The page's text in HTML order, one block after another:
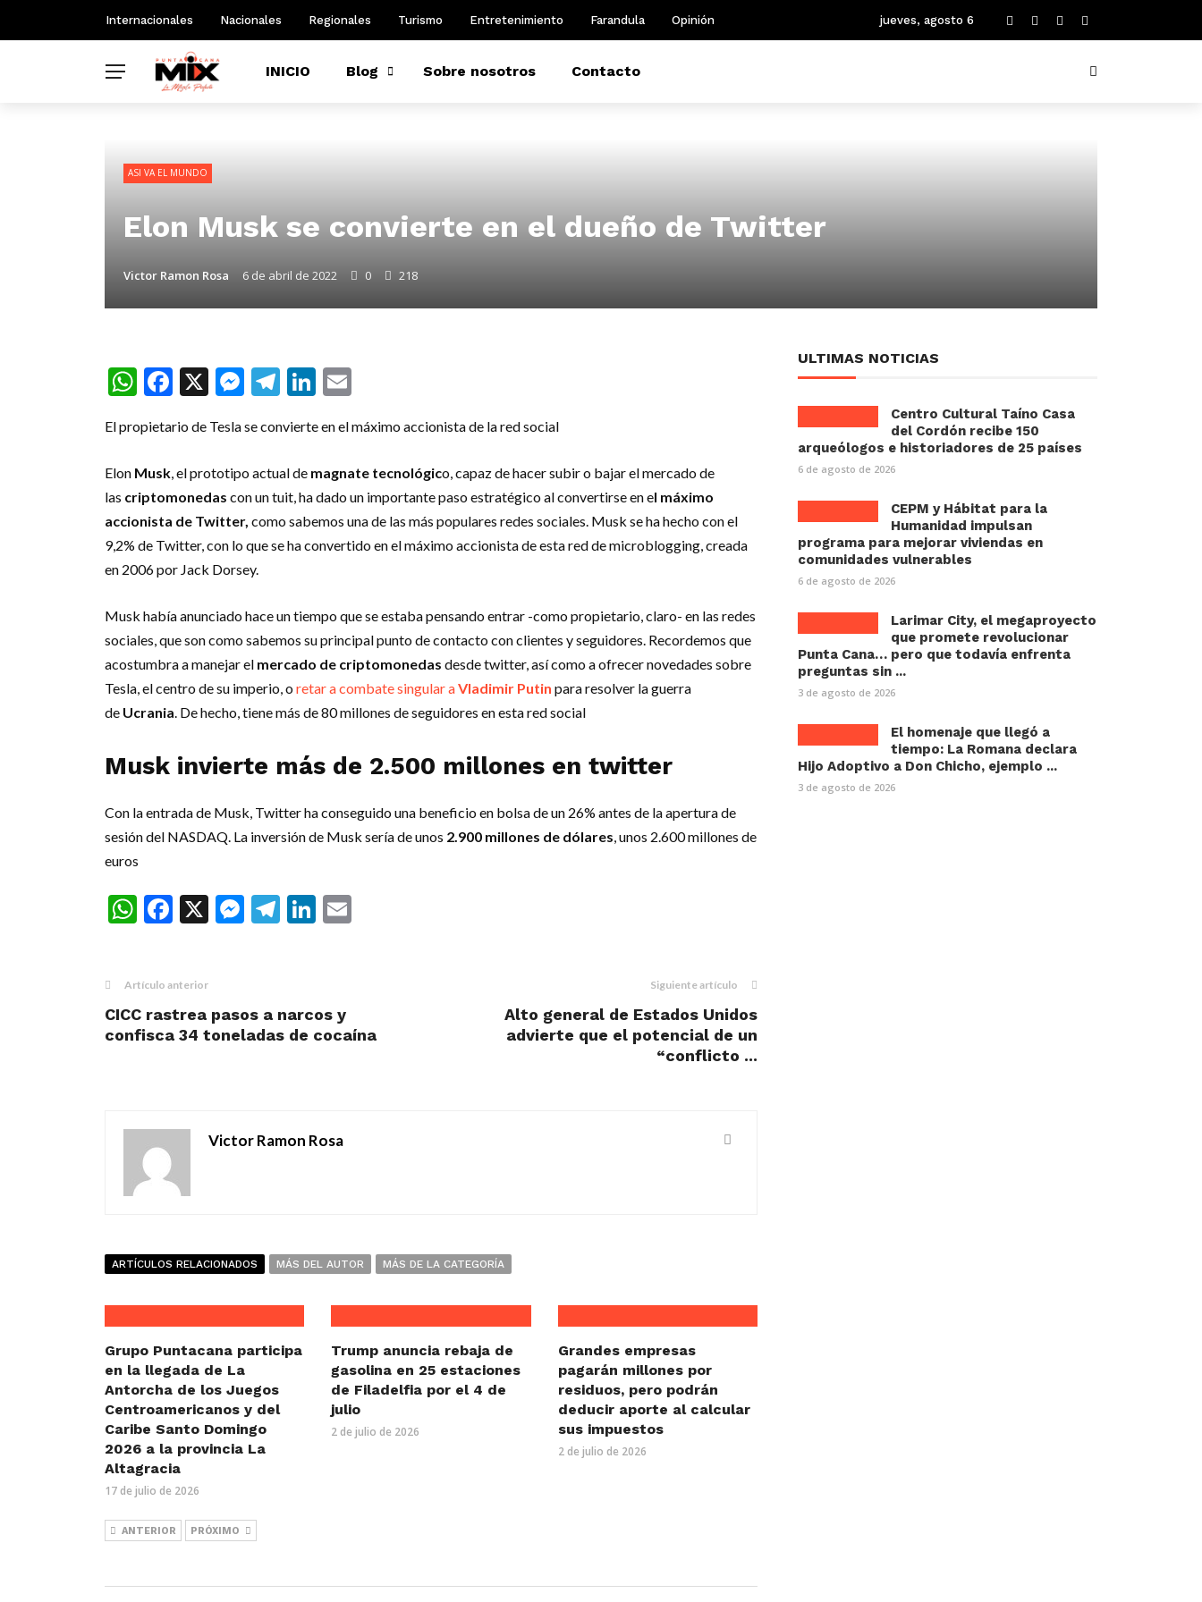
Internacionales Nacionales Regionales Turismo Entretenimiento Farandula Opinión jueves, agosto 6
INICIO Blog Sobre nosotros Contacto
ASI VA EL MUNDO
Elon Musk se convierte en el dueño de Twitter
Victor Ramon Rosa 6 de abril de 2022 0 218
WhatsApp
Facebook
X Messenger
Telegram
LinkedIn
El propietario de Tesla se convierte en el máximo accionista de la red social
Elon Musk, el prototipo actual de magnate tecnológico, capaz de hacer subir o bajar el mercado de
las criptomonedas con un tuit, ha dado un importante paso estratégico al convertirse en el máximo
accionista de Twitter, como sabemos una de las más populares redes sociales. Musk se ha hecho con el
9,2% de Twitter, con lo que se ha convertido en el máximo accionista de esta red de microblogging, creada
en 2006 por Jack Dorsey.
Musk había anunciado hace un tiempo que se estaba pensando entrar -como propietario, claro- en las redes
sociales, que son como sabemos su principal punto de contacto con clientes y seguidores. Recordemos que
acostumbra a manejar el mercado de criptomonedas desde twitter, así como a ofrecer novedades sobre
Tesla, el centro de su imperio, oretar a combate singular aVladimir Putin para resolver la guerra
de Ucrania. De hecho, tiene más de 80 millones de seguidores en esta red social
Musk invierte más de 2.500 millones en twitter
Con la entrada de Musk, Twitter ha conseguido una beneficio en bolsa de un 26% antes de la apertura de
sesión del NASDAQ. La inversión de Musk sería de unos 2.900 millones de dólares, unos 2.600 millones de
euros
WhatsApp
Facebook
X Messenger
Telegram
LinkedIn
Artículo anterior
CICC rastrea pasos a narcos y
confisca 34 toneladas de cocaína
Siguiente artículo
Alto general de Estados Unidos
advierte que el potencial de un
“conflicto ...
Victor Ramon Rosa
ARTÍCULOS RELACIONADOS MÁS DEL AUTOR MÁS DE LA CATEGORÍA
Grupo Puntacana participa
en la llegada de La
Antorcha de los Juegos
Centroamericanos y del
Caribe Santo Domingo
2026 a la provincia La
Altagracia
17 de julio de 2026
Trump anuncia rebaja de
gasolina en 25 estaciones
de Filadelfia por el 4 de
julio
2 de julio de 2026
Grandes empresas
pagarán millones por
residuos, pero podrán
deducir aporte al calcular
sus impuestos
2 de julio de 2026
ANTERIOR PRÓXIMO
ULTIMAS NOTICIAS
Centro Cultural Taíno Casa
del Cordón recibe 150
arqueólogos e historiadores de 25 países
6 de agosto de 2026
CEPM y Hábitat para la
Humanidad impulsan
programa para mejorar viviendas en
comunidades vulnerables
6 de agosto de 2026
Larimar City, el megaproyecto
que promete revolucionar
Punta Cana… pero que todavía enfrenta
preguntas sin ...
3 de agosto de 2026
El homenaje que llegó a
tiempo: La Romana declara
Hijo Adoptivo a Don Chicho, ejemplo ...
3 de agosto de 2026